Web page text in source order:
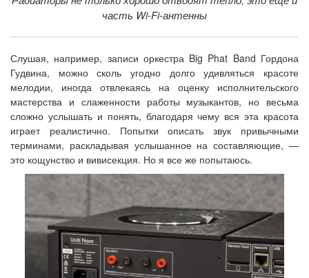
часть Wi-Fi-антенны
Слушая, например, записи оркестра Big Phat Band Гордона
Гудвина, можно сколь угодно долго удивляться красоте
мелодии, иногда отвлекаясь на оценку исполнительского
мастерства и слаженности работы музыкантов, но весьма
сложно услышать и понять, благодаря чему вся эта красота
играет реалистично. Попытки описать звук привычными
терминами, раскладывая услышанное на составляющие, —
это кощунство и вивисекция. Но я все же попытаюсь.